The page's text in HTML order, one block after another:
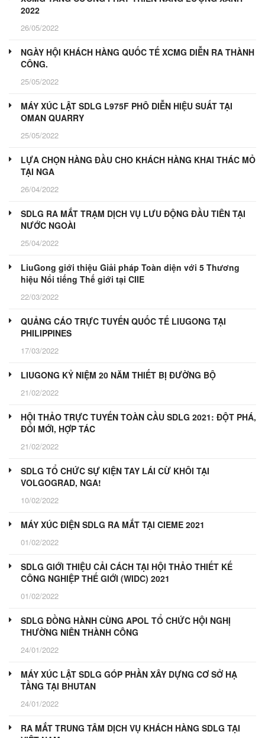
2022
26/05/2022
NGÀY HỘI KHÁCH HÀNG QUỐC TẾ XCMG DIỄN RA THÀNH
CÔNG.
25/05/2022
MÁY XÚC LẬT SDLG L975F PHÔ DIỄN HIỆU SUẤT TẠI
OMAN QUARRY
25/05/2022
LỰA CHỌN HÀNG ĐẦU CHO KHÁCH HÀNG KHAI THÁC MỎ
TẠI NGA
26/04/2022
SDLG RA MẮT TRẠM DỊCH VỤ LƯU ĐỘNG ĐẦU TIÊN TẠI
NƯỚC NGOÀI
25/04/2022
LiuGong giới thiệu Giải pháp Toàn diện với 5 Thương
hiệu Nổi tiếng Thế giới tại CIIE
22/03/2022
QUẢNG CÁO TRỰC TUYẾN QUỐC TẾ LIUGONG TẠI
PHILIPPINES
17/03/2022
LIUGONG KỶ NIỆM 20 NĂM THIẾT BỊ ĐƯỜNG BỘ
21/02/2022
HỘI THẢO TRỰC TUYẾN TOÀN CẦU SDLG 2021: ĐỘT PHÁ,
ĐỔI MỚI, HỢP TÁC
21/02/2022
SDLG TỔ CHỨC SỰ KIỆN TAY LÁI CỪ KHÔI TẠI
VOLGOGRAD, NGA!
10/02/2022
MÁY XÚC ĐIỆN SDLG RA MẮT TẠI CIEME 2021
01/02/2022
SDLG GIỚI THIỆU CẢI CÁCH TẠI HỘI THẢO THIẾT KẾ
CÔNG NGHIỆP THẾ GIỚI (WIDC) 2021
01/02/2022
SDLG ĐỒNG HÀNH CÙNG APOL TỔ CHỨC HỘI NGHỊ
THƯỜNG NIÊN THÀNH CÔNG
24/01/2022
MÁY XÚC LẬT SDLG GÓP PHẦN XÂY DỰNG CƠ SỞ HẠ
TẦNG TẠI BHUTAN
24/01/2022
RA MẮT TRUNG TÂM DỊCH VỤ KHÁCH HÀNG SDLG TẠI